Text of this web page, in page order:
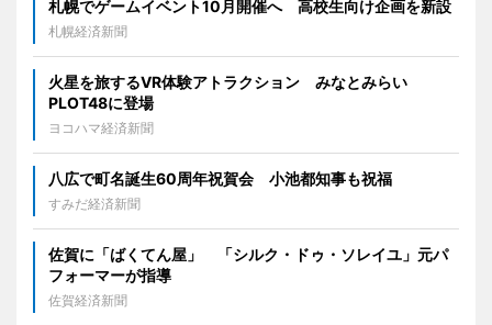
札幌でゲームイベント10月開催へ 高校生向け企画を新設
札幌経済新聞
火星を旅するVR体験アトラクション みなとみらい
PLOT48に登場
ヨコハマ経済新聞
八広で町名誕生60周年祝賀会 小池都知事も祝福
すみだ経済新聞
佐賀に「ばくてん屋」 「シルク・ドゥ・ソレイユ」元パ
フォーマーが指導
佐賀経済新聞